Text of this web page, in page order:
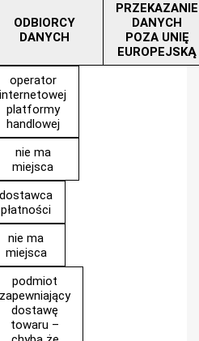
ODBIORCY
DANYCH
PRZEKAZANIE
DANYCH
POZA UNIĘ
EUROPEJSKĄ
operator
internetowej
platformy
handlowej
nie ma
miejsca
dostawca
płatności
nie ma
miejsca
podmiot
zapewniający
dostawę
towaru –